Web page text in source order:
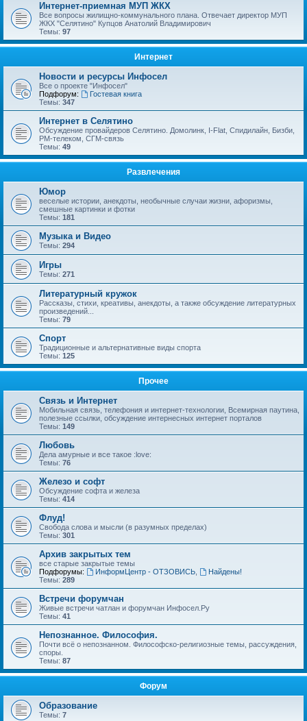
Интернет-приемная МУП ЖКХ
Все вопросы жилищно-коммунального плана. Отвечает директор МУП
ЖКХ "Селятино" Купцов Анатолий Владимирович
Темы: 97
Интернет
Новости и ресурсы Инфосел
Все о проекте "Инфосел"
Подфорум:
Гостевая книга
Темы: 347
Интернет в Селятино
Обсуждение провайдеров Селятино. Домолинк, I-Flat, Спидилайн, Бизби,
РМ-телеком, СГМ-связь
Темы: 49
Развлечения
Юмор
веселые истории, анекдоты, необычные случаи жизни, афоризмы,
смешные картинки и фотки
Темы: 181
Музыка и Видео
Темы: 294
Игры
Темы: 271
Литературный кружок
Рассказы, стихи, креативы, анекдоты, а также обсуждение литературных
произведений...
Темы: 79
Спорт
Традиционные и альтернативные виды спорта
Темы: 125
Прочее
Связь и Интернет
Мобильная связь, телефония и интернет-технологии, Всемирная паутина,
полезные ссылки, обсуждение интернесных интернет порталов
Темы: 149
Любовь
Дела амурные и все такое :love:
Темы: 76
Железо и софт
Обсуждение софта и железа
Темы: 414
Флуд!
Свобода слова и мысли (в разумных пределах)
Темы: 301
Архив закрытых тем
все старые закрытые темы
Подфорумы:
ИнформЦентр - ОТЗОВИСЬ,
Найдены!
Темы: 289
Встречи форумчан
Живые встречи чатлан и форумчан Инфосел.Ру
Темы: 41
Непознанное. Философия.
Почти всё о непознанном. Философско-религиозные темы, рассуждения,
споры.
Темы: 87
Форум
Образование
Темы: 7